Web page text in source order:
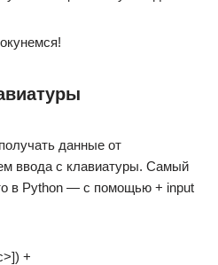
данные от
ввода с клавиатуры. Самый
в Python — с помощью + input
+